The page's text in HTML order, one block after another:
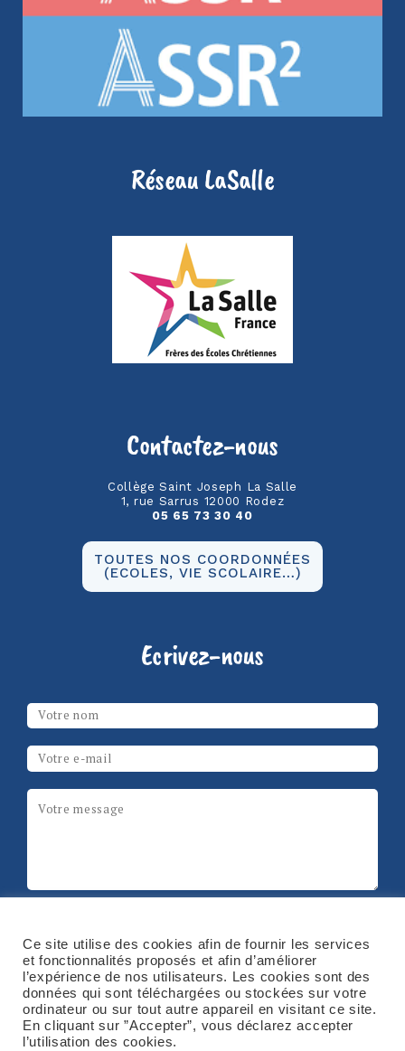
Réseau LaSalle
Contactez-nous
Collège Saint Joseph La Salle
1, rue Sarrus 12000 Rodez
05 65 73 30 40
TOUTES NOS COORDONNÉES
(ECOLES, VIE SCOLAIRE…)
Ecrivez-nous
Votre nom*
Email*
Message*
Ce site utilise des cookies afin de fournir les services
et fonctionnalités proposés et afin d’améliorer
l’expérience de nos utilisateurs. Les cookies sont des
données qui sont téléchargées ou stockées sur votre
ordinateur ou sur tout autre appareil en visitant ce site.
En cliquant sur ”Accepter”, vous déclarez accepter
l’utilisation des cookies.